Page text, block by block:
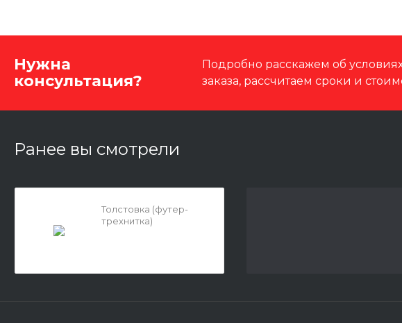
Нужна
консультация?
Подробно расскажем об
заказа, рассчитаем сроки и
Ранее вы смотрели
Толстовка (футер-
трехнитка)